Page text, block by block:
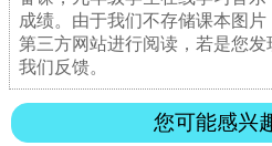
成绩。由于我们不存储课本图片
第三方网站进行阅读，若是您
我们反馈。
您可能感兴